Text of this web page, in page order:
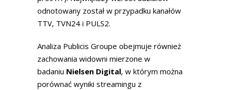
odnotowany został w przypadku kanałów
TTV, TVN24 i PULS2.
Analiza Publicis Groupe obejmuje również
zachowania widowni mierzone w
badaniu Nielsen Digital, w którym można
porównać wyniki streamingu z